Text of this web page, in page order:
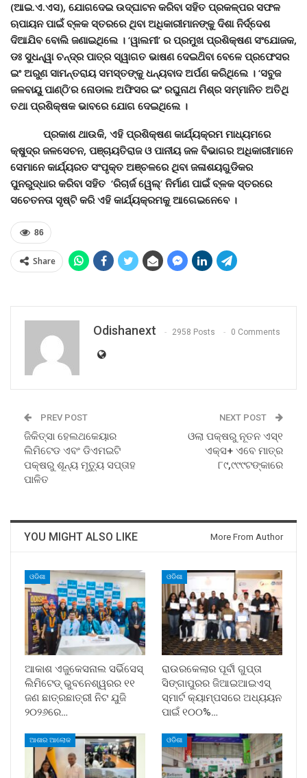
(ଆଇ.ଏ.ଏସ), ଯୋଗଦେଇ ଉଦ୍‌ଘାଟନ କରିବା ସହିତ ପ୍ରକଳ୍ପର ସଫଳ
ଋପାୟନ ପାଇଁ ବ୍ଳକ ସ୍ତରରେ ଥିବା ଅଧିକାରୀମାନଙ୍କୁ ଦିଶା ନିର୍ଦ୍ଦେଶ
ଦିଆଯିବ ବୋଲି ଜଣାଇଥିଲେ । ‘ୱାଲମୀ’ ର ପ୍ରମୁଖ ପ୍ରଶିକ୍ଷଣ ସଂଯୋଜକ,
ଡଃ ସୁଧନ୍ୱା ଚନ୍ଦ୍ର ପାତ୍ର ସ୍ୱାଗତ ଭାଷଣ ଦେଇଥ‌ିବା ବେଳେ ପ୍ରଫେସର
ଇଂ ଅରୁଣ ସାମନ୍ତରାୟ ସମସ୍ତଙ୍କୁ ଧନ୍ୟବାଦ ଅର୍ପଣ କରିଥିଲେ । ‘ସବୁଜ
ଜଳବାୟୁ ପାଣ୍ଠି’ର ନୋଡାଲ ଅଫିସର ଇଂ ରଘୁନାଥ ମିଶ୍ର ସମ୍ମାନିତ ଅତିଥି
ତଥା ପ୍ରଶିକ୍ଷକ ଭାବରେ ଯୋଗ ଦେଇଥିଲେ ।
ପ୍ରକାଶ ଥାଉକି, ଏହି ପ୍ରଶିକ୍ଷଣ କାର୍ଯ୍ୟକ୍ରମ ମାଧ୍ୟମରେ
କ୍ଷୁଦ୍ର ଜଳସେଚନ, ପଞ୍ଚାୟତିରାଜ ଓ ପାନୀୟ ଜଳ ବିଭାଗର ଅଧିକାରୀମାନେ
ସେମାନେ କାର୍ଯ୍ୟରତ ସଂପୃକ୍ତ ଅଞ୍ଚଳରେ ଥିବା ଜଳାଶୟଗୁଡିକର
ପୁନରୁଦ୍ଧାର କରିବା ସହିତ ‘ରିଚାର୍ଜ ୱେଲ୍’ ନିର୍ମାଣ ପାଇଁ ବ୍ଳକ ସ୍ତରରେ
ସଚେତନତା ସୃଷ୍ଟି କରି ଏହି କାର୍ଯ୍ୟକ୍ରମକୁ ଆଗେଇନେବେ ।
86
Share
Odishanext 2958 Posts 0 Comments
PREV POST
ଜିକିତ୍ସା ହେଲଥକେୟାର
ଲିମିଟେଡ ଏବଂ ଡିଏମଇଟି
ପକ୍ଷରୁ ଶୂନ୍ୟ ମୃତ୍ୟୁ ସପ୍ତାହ
ପାଳିତ
NEXT POST
ଓଲା ପକ୍ଷରୁ ନୂତନ ଏସ୍‌୧
ଏକ୍ସ+ ଏବେ ମାତ୍ର
୮୯,୯୯୯ଟଙ୍କାରେ
YOU MIGHT ALSO LIKE More From Author
ଓଡିଶା
ଆକାଶ ଏଜୁକେସନାଲ ସର୍ଭିସେସ୍
ଲିମିଟେଡ୍ ଭୁବନେଶ୍ୱରର ୧୧
ଜଣ ଛାତ୍ରଛାତ୍ରୀ ନିଟ ଯୁଜି
୨୦୨୬ରେ…
ଓଡିଶା
ରାଉରକେଲାର ପୂର୍ବୀ ଗୁପ୍ତା
ସିଙ୍ଗାପୁରର ଜିଆଇଆଇଏସ୍
ସ୍ମାର୍ଟ କ୍ୟାମ୍ପସରେ ଅଧ୍ୟୟନ
ପାଇଁ ୧୦୦%…
ଆଶାର ଆଲୋକ ଓଡିଶା